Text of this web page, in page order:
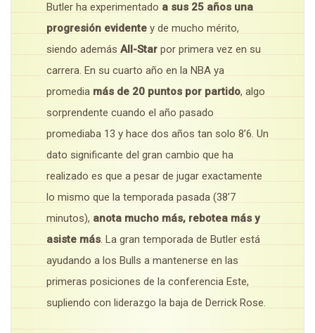
Butler ha experimentado a sus 25 años una
progresión evidente y de mucho mérito,
siendo además All-Star por primera vez en su
carrera. En su cuarto año en la NBA ya
promedia más de 20 puntos por partido, algo
sorprendente cuando el año pasado
promediaba 13 y hace dos años tan solo 8’6. Un
dato significante del gran cambio que ha
realizado es que a pesar de jugar exactamente
lo mismo que la temporada pasada (38’7
minutos), anota mucho más, rebotea más y
asiste más. La gran temporada de Butler está
ayudando a los Bulls a mantenerse en las
primeras posiciones de la conferencia Este,
supliendo con liderazgo la baja de Derrick Rose.